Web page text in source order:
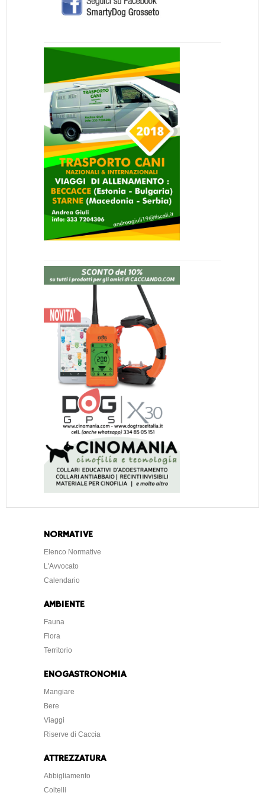
NORMATIVE
Elenco Normative
L'Avvocato
Calendario
AMBIENTE
Fauna
Flora
Territorio
ENOGASTRONOMIA
Mangiare
Bere
Viaggi
Riserve di Caccia
ATTREZZATURA
Abbigliamento
Coltelli